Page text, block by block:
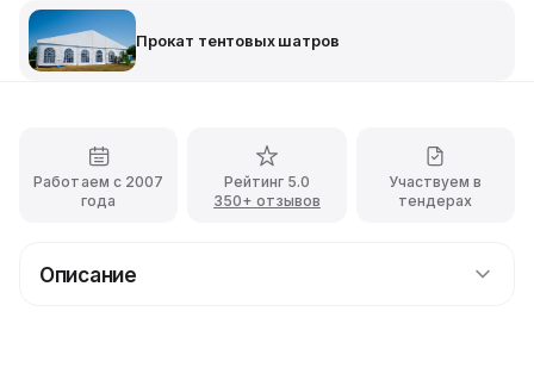
Прокат тентовых шатров
Работаем с 2007
года
Рейтинг 5.0
350+ отзывов
Участвуем в
тендерах
Описание